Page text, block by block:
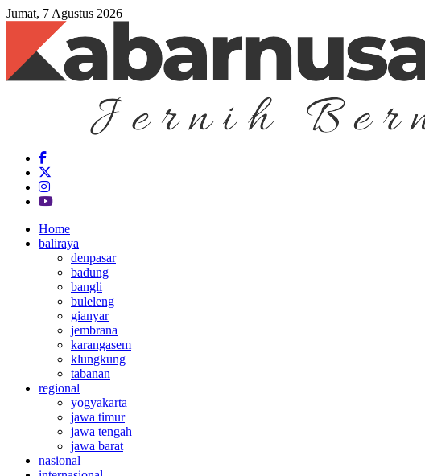
Jumat, 7 Agustus 2026
Home
baliraya
denpasar
badung
bangli
buleleng
gianyar
jembrana
karangasem
klungkung
tabanan
regional
yogyakarta
jawa timur
jawa tengah
jawa barat
nasional